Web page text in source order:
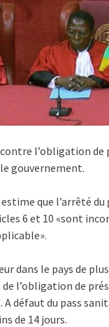
l’obligation
gouvernement.
que l’arrêté
6 et 10 «sont
dans le pays de
l’obligation de
défaut du pass
de 14 jours.